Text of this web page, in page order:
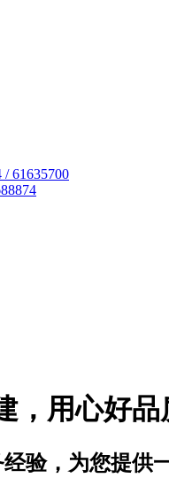
/ 61635700
，用心好品
经验，为您提供